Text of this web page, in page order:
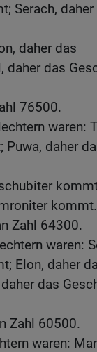
Serach, daher
daher das
daher das
76500.
waren:
daher
kommt.
Zahl 64300.
waren:
Elon, daher
das
Zahl 60500.
waren: